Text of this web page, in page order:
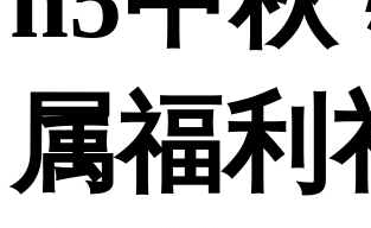
属福利